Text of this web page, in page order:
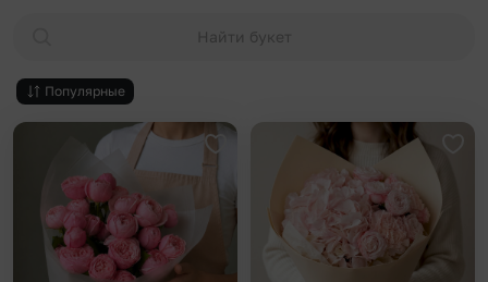
Найти букет
Популярные
Добавить в избранное